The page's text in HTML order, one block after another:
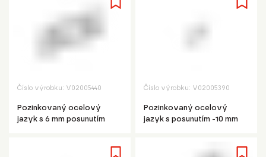
Číslo výrobku: V02005440
Pozinkovaný ocelový
jazyk s 6 mm posunutím
Číslo výrobku: V02005390
Pozinkovaný ocelový
jazyk s posunutím -10 mm